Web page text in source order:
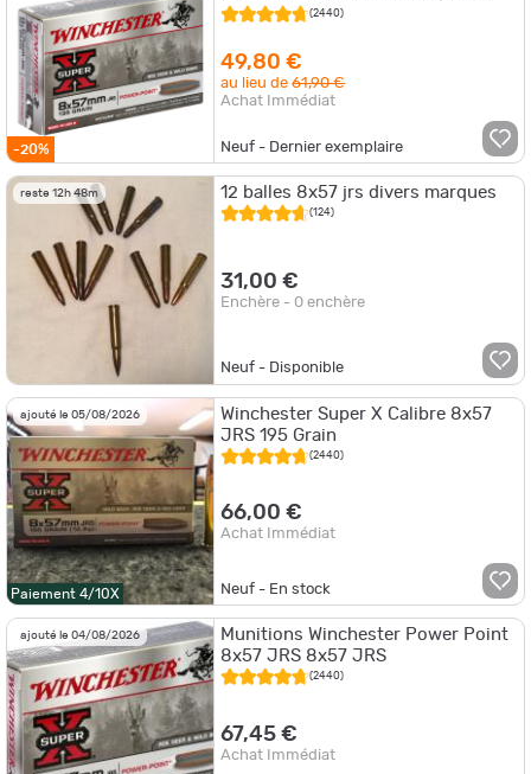
-20%
(2440)
49,80 €
au lieu de61,90 €
Achat Immédiat
Neuf - Dernier exemplaire
reste 12h 48m 12 balles 8x57 jrs divers marques
(124)
31,00 €
Enchère - 0 enchère
Neuf - Disponible
ajouté le 05/08/2026
Paiement 4/10X
Winchester Super X Calibre 8x57
JRS 195 Grain
(2440)
66,00 €
Achat Immédiat
Neuf - En stock
ajouté le 04/08/2026
Munitions Winchester Power Point
8x57 JRS 8x57 JRS
(2440)
67,45 €
Achat Immédiat